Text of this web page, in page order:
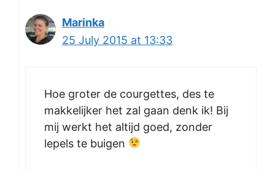
Marinka
25 July 2015 at 13:33
Hoe groter de courgettes, des te
makkelijker het zal gaan denk ik! Bij
mij werkt het altijd goed, zonder
lepels te buigen